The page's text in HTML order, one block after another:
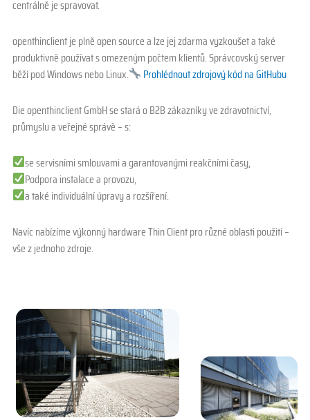
centrálně je spravovat.
openthinclient je plně open source a lze jej zdarma vyzkoušet a také
produktivně používat s omezeným počtem klientů. Správcovský server
běží pod Windows nebo Linux.
Prohlédnout zdrojový kód na GitHubu
Die openthinclient GmbH se stará o B2B zákazníky ve zdravotnictví,
průmyslu a veřejné správě – s:
se servisními smlouvami a garantovanými reakčními časy,
Podpora instalace a provozu,
a také individuální úpravy a rozšíření.
Navíc nabízíme výkonný hardware Thin Client pro různé oblasti použití –
vše z jednoho zdroje.